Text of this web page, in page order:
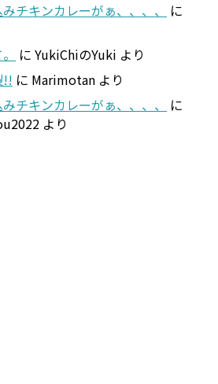
チキンカレーがぁ、、、、
に
に YukiChiのYuki より
!! に Marimotan より
チキンカレーがぁ、、、、
に
より